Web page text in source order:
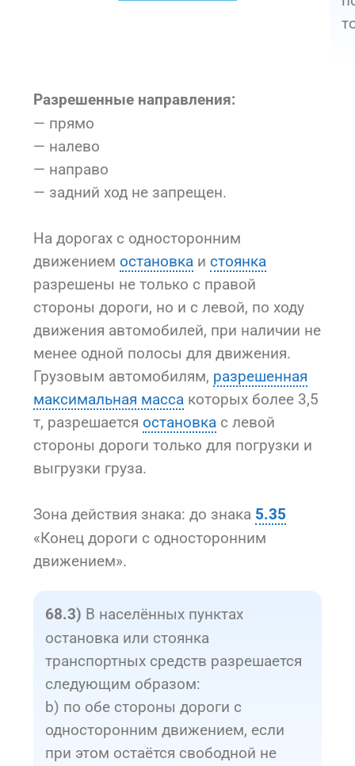
Разрешенные направления:
— прямо
— налево
— направо
— задний ход не запрещен.
На дорогах с односторонним
движениемостановка истоянка
разрешены не только с правой
стороны дороги, но и с левой, по ходу
движения автомобилей, при наличии не
менее одной полосы для движения.
Грузовым автомобилям, разрешенная
максимальная масса которых более 3,5
т, разрешаетсяостановка с левой
стороны дороги только для погрузки и
выгрузки груза.
Зона действия знака: до знака 5.35
«Конец дороги с односторонним
движением».
68.3) В населённых пунктах
остановка или стоянка
транспортных средств разрешается
следующим образом:
b) по обе стороны дороги с
односторонним движением, если
при этом остаётся свободной не